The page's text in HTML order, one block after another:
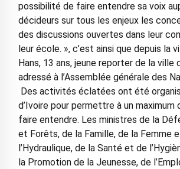
possibilité de faire entendre sa voix
décideurs sur tous les enjeux les
des discussions ouvertes dans leur
leur école. », c’est ainsi que depuis la
Hans, 13 ans, jeune reporter de la ville
adressé à l’Assemblée générale des
Des activités éclatées ont été
d’Ivoire pour permettre à un maximum
faire entendre. Les ministres de la
et Forêts, de la Famille, de la Femme
l’Hydraulique, de la Santé et de
la Promotion de la Jeunesse, de